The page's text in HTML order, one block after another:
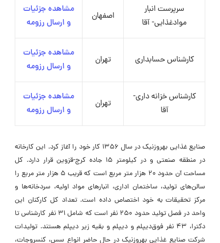
سرپرست انبار
موادغذایی- آقا
اصفهان
مشاهده جزئیات
و ارسال رزومه
کارشناس حسابداری تهران
مشاهده جزئیات
و ارسال رزومه
کارشناس خزانه داری-
آقا
تهران
مشاهده جزئیات
و ارسال رزومه
صنایع غذایی بهروزنیک در سال ۱۳۵۶ کار خود را آغاز کرد. این کارخانه
در منطقه صنعتی و در کیلومتر ۱۵ جاده کرج-قزوین قرار دارد. کل
مساحت آن حدود ۲۰ هزار متر مربع است که قریب ۵ هزار متر مربع را
سالن‌های تولید، ساختمان اداری، انبارهای مواد اولیه، سردخانه‌ها و
مرکز تحقیقات به خود اختصاص داده است. تعداد کل کارکنان این
واحد در فصل تولید حدود ۲۵۰ نفر است که شامل ۳۱ نفر کارشناس تا
دکترا، ۴۳ نفر فوق‌دیپلم و دیپلم و بقیه زیر دیپلم هستند. تولیدات
شرکت صنایع غذایی بهروزنیک در حال حاضر انواع سس، کنسروجات،